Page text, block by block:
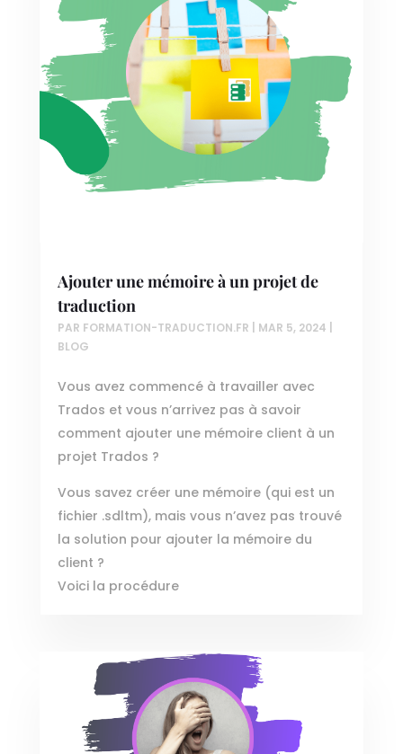
Ajouter une mémoire à un projet de
traduction
PAR FORMATION-TRADUCTION.FR MAR 5, 2024
BLOG
Vous avez commencé à travailler avec
Trados et vous n’arrivez pas à savoir
comment ajouter une mémoire client à un
projet Trados ?
Vous savez créer une mémoire (qui est un
fichier .sdltm), mais vous n’avez pas trouvé
la solution pour ajouter la mémoire du
client ?
Voici la procédure